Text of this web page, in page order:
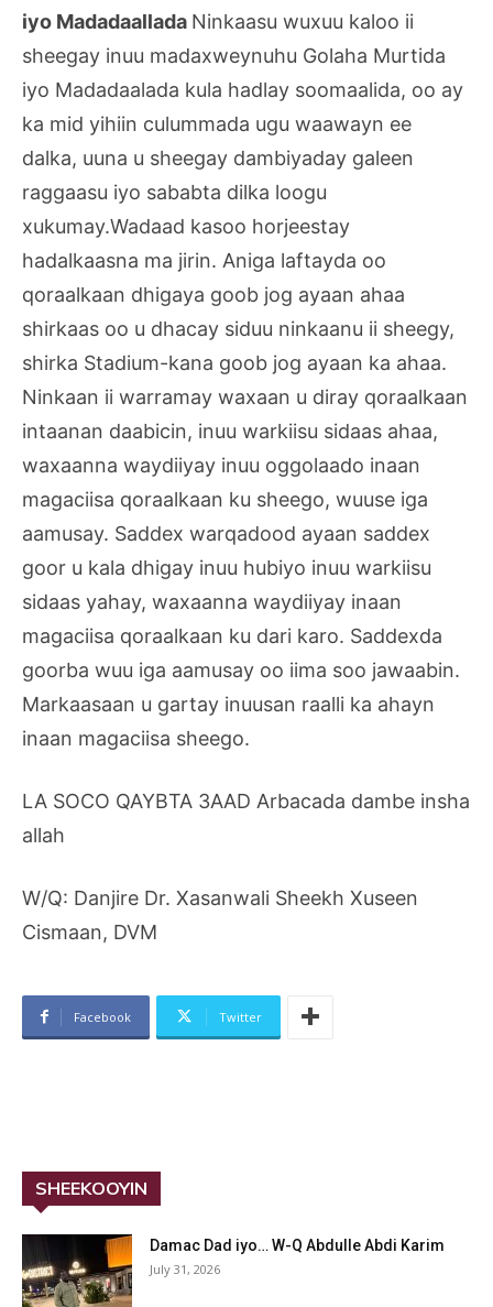
iyo Madadaallada Ninkaasu wuxuu kaloo ii
sheegay inuu madaxweynuhu Golaha Murtida
iyo Madadaalada kula hadlay soomaalida, oo ay
ka mid yihiin culummada ugu waawayn ee
dalka, uuna u sheegay dambiyaday galeen
raggaasu iyo sababta dilka loogu
xukumay.Wadaad kasoo horjeestay
hadalkaasna ma jirin. Aniga laftayda oo
qoraalkaan dhigaya goob jog ayaan ahaa
shirkaas oo u dhacay siduu ninkaanu ii sheegy,
shirka Stadium-kana goob jog ayaan ka ahaa.
Ninkaan ii warramay waxaan u diray qoraalkaan
intaanan daabicin, inuu warkiisu sidaas ahaa,
waxaanna waydiiyay inuu oggolaado inaan
magaciisa qoraalkaan ku sheego, wuuse iga
aamusay. Saddex warqadood ayaan saddex
goor u kala dhigay inuu hubiyo inuu warkiisu
sidaas yahay, waxaanna waydiiyay inaan
magaciisa qoraalkaan ku dari karo. Saddexda
goorba wuu iga aamusay oo iima soo jawaabin.
Markaasaan u gartay inuusan raalli ka ahayn
inaan magaciisa sheego.
LA SOCO QAYBTA 3AAD Arbacada dambe insha
allah
W/Q: Danjire Dr. Xasanwali Sheekh Xuseen
Cismaan, DVM
Facebook Twitter
SHEEKOOYIN
Damac Dad iyo… W-Q Abdulle Abdi Karim
July 31, 2026